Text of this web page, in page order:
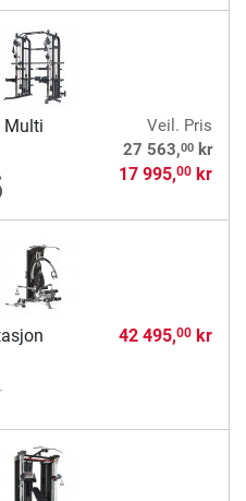
Multi
Veil. Pris
27 563,00kr
17 995,00kr
42 495,00kr